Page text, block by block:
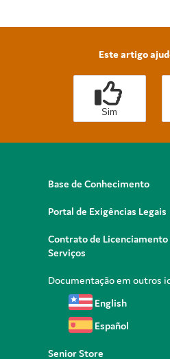
Este artigo
Sim
Base de Conhecimento
Portal de Exigências Legais
Contrato de
Serviços
Documentação em outros
English
Español
Senior Store